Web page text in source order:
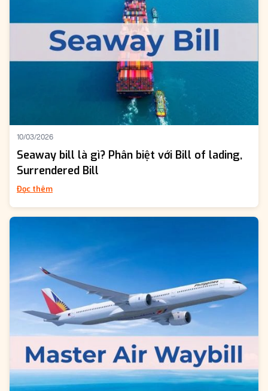
10/03/2026
Seaway bill là gì? Phân biệt với Bill of lading,
Surrendered Bill
Đọc thêm